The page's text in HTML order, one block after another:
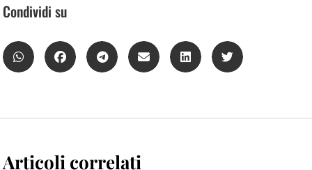
Condividi su
Articoli correlati